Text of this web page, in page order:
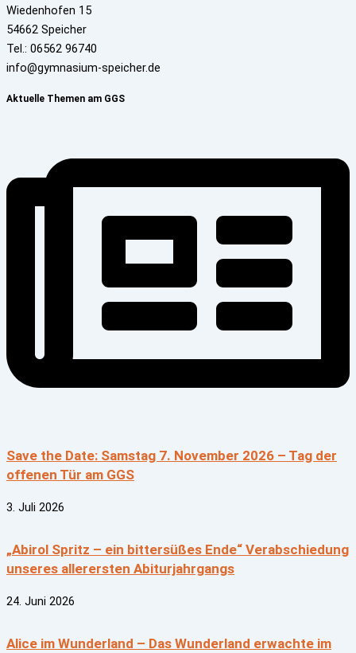
Wiedenhofen 15
54662 Speicher
Tel.: 06562 96740
info@gymnasium-speicher.de
Aktuelle Themen am GGS
Save the Date: Samstag 7. November 2026 – Tag der
offenen Tür am GGS
3. Juli 2026
„Abirol Spritz – ein bittersüßes Ende“ Verabschiedung
unseres allerersten Abiturjahrgangs
24. Juni 2026
Alice im Wunderland – Das Wunderland erwachte im